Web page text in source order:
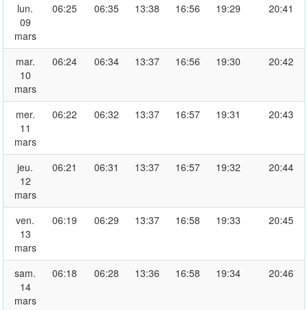
lun.
09
mars
06:25 06:35 13:38 16:56 19:29 20:41
mar.
10
mars
06:24 06:34 13:37 16:56 19:30 20:42
mer.
11
mars
06:22 06:32 13:37 16:57 19:31 20:43
jeu.
12
mars
06:21 06:31 13:37 16:57 19:32 20:44
ven.
13
mars
06:19 06:29 13:37 16:58 19:33 20:45
sam.
14
mars
06:18 06:28 13:36 16:58 19:34 20:46